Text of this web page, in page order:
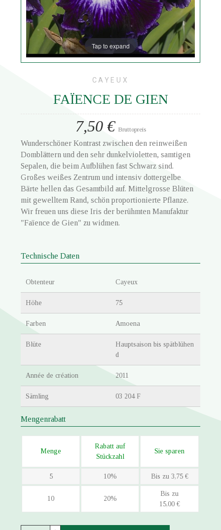
Tap to expand
CAYEUX
FAÏENCE DE GIEN
7,50 € Bruttopreis
Wunderschöner Kontrast zwischen den reinweißen
Domblättern und den sehr dunkelvioletten, samtigen
Sepalen, die beim Aufblühen fast Schwarz sind.
Großes weißes Zentrum und intensiv dottergelbe
Bärte hellen das Gesamtbild auf. Mittelgrosse Blüten
mit gewelltem Rand, schön proportionierte Pflanze.
Wir freuen uns diese Iris der berühmten Manufaktur
"Faïence de Gien" zu widmen.
Technische Daten
Obtenteur Cayeux
Höhe 75
Farben Amoena
Blüte
Hauptsaison bis spätblühen
d
Année de création 2011
Sämling 03 204 F
Mengenrabatt
Menge
Rabatt auf
Stückzahl
Sie sparen
5 10% Bis zu 3,75 €
10 20%
Bis zu
15,00 €